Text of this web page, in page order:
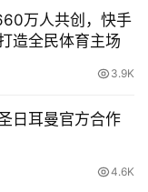
在全国近30个重点
城市，为企业提供
括RPO招聘服务、
型基层岗位，帮助
斗米还在近期推出
式，将任务和岗位
万人共创，快手
造全民体育主场
3.9K
日耳曼官方合作
4.6K